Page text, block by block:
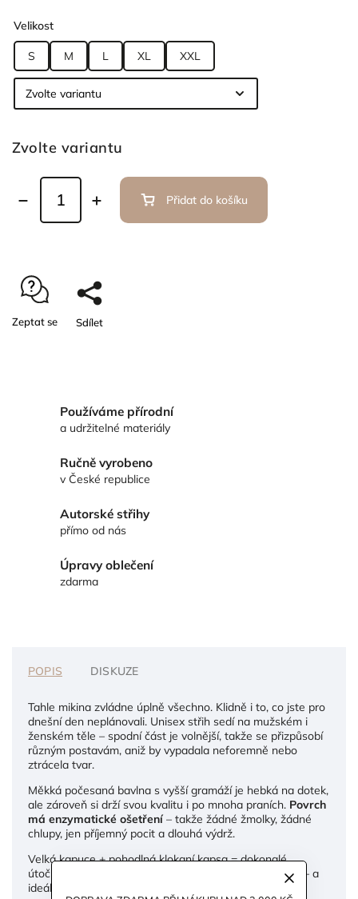
Velikost
S M L XL XXL
Zvolte variantu
Přidat do košíku
Zeptat se Sdílet
Používáme přírodní
a udržitelné materiály
Ručně vyrobeno
v České republice
Autorské střihy
přímo od nás
Úpravy oblečení
zdarma
POPIS DISKUZE
Tahle mikina zvládne úplně všechno. Klidně i to, co jste pro
dnešní den neplánovali. Unisex střih sedí na mužském i
ženském těle – spodní část je volnější, takže se přizpůsobí
různým postavám, aniž by vypadala neforemně nebo
ztrácela tvar.
Měkká počesaná bavlna s vyšší gramáží je hebká na dotek,
ale zároveň si drží svou kvalitu i po mnoha praních. Povrch
má enzymatické ošetření– takže žádné žmolky, žádné
chlupy, jen příjemný pocit a dlouhá výdrž.
Velká kapuce + pohodlná klokaní kapsa = dokonalé
útočiště pro dny, kdy potřebujete být v pohodlí, v klidu – a
ideálně v mikině, která se přizpůsobí vám, ne